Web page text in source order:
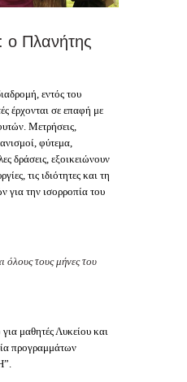
ο Πλανήτης
εντός του
έρχονται σε επαφή με
Μετρήσεις,
φύτεμα,
δράσεις, εξοικειώνουν
τις ιδιότητες και τη
για την ισορροπία του
όλους τους μήνες του
μαθητές Λυκείου και
προγραμμάτων